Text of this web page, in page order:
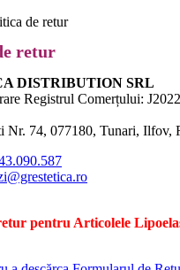
de retur
retur
DISTRIBUTION SRL
Registrul Comerțului:
Nr. 74, 077180, Tunari, Ilfov,
pentru Articolele